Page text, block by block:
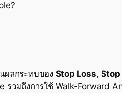
ผลกระทบของ Stop Loss, Stop
วมถึงการใช้ Walk-Forward